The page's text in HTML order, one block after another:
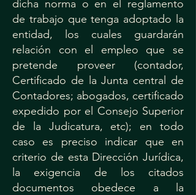
dicha norma o en el reglamento
de trabajo que tenga adoptado la
entidad, los cuales guardarán
relación con el empleo que se
pretende proveer (contador,
Certificado de la Junta central de
Contadores; abogados, certificado
expedido por el Consejo Superior
de la Judicatura, etc); en todo
caso es preciso indicar que en
criterio de esta Dirección Jurídica,
la exigencia de los citados
documentos obedece a la